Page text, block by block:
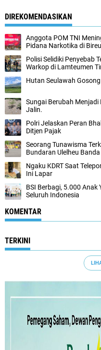
DIREKOMENDASIKAN
Anggota POM TNI
Pidana Narkotika di
Polisi Selidiki Penyebab
Warkop di Lamteumen
Hutan Seulawah
Sungai Berubah
Jalin.
Polri Jelaskan Peran
Ditjen Pajak
Seorang Tunawisma
Bundaran Ulelheu Banda
Ngaku KDRT Saat
Ini Lapar
BSI Berbagi, 5.000 Anak
Seluruh Indonesia
KOMENTAR
TERKINI